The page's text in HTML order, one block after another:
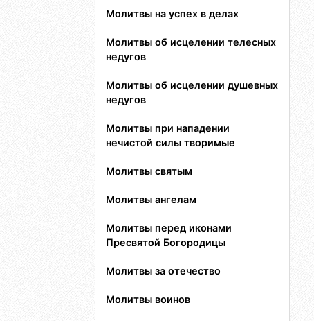
Молитвы на успех в делах
Молитвы об исцелении телесных
недугов
Молитвы об исцелении душевных
недугов
Молитвы при нападении
нечистой силы творимые
Молитвы святым
Молитвы ангелам
Молитвы перед иконами
Пресвятой Богородицы
Молитвы за отечество
Молитвы воинов